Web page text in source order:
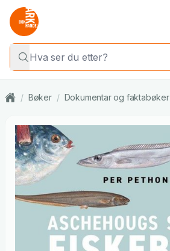
/ Bøker / Dokumentar og faktabøker